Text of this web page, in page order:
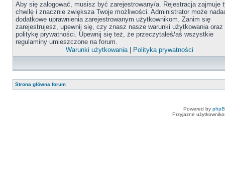
Aby się zalogować, musisz być zarejestrowany/a. Rejestracja zajmuje
chwilę i znacznie zwiększa Twoje możliwości. Administrator może
dodatkowe uprawnienia zarejestrowanym użytkownikom. Zanim się
zarejestrujesz, upewnij się, czy znasz nasze warunki użytkowania oraz
politykę prywatności. Upewnij się też, że przeczytałeś/aś wszystkie
regulaminy umieszczone na forum.
Warunki użytkowania| Polityka prywatności
Strona główna forum
Powered by
Przyjazne